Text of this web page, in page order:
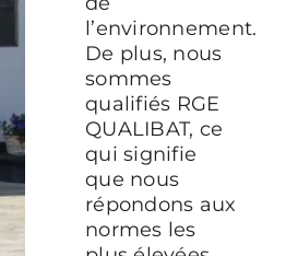
l’environnement.
De plus, nous
sommes
qualifiés RGE
QUALIBAT, ce
qui signifie
que nous
répondons aux
normes les